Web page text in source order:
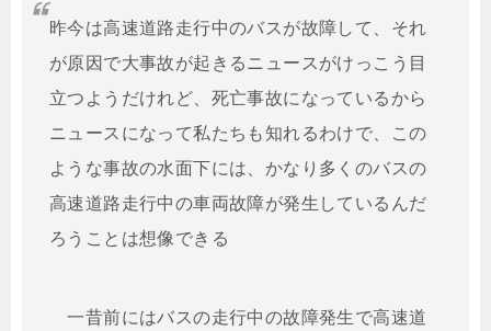
昨今は高速道路走行中のバスが故障して、それ
が原因で大事故が起きるニュースがけっこう目
立つようだけれど、死亡事故になっているから
ニュースになって私たちも知れるわけで、この
ような事故の水面下には、かなり多くのバスの
高速道路走行中の車両故障が発生しているんだ
ろうことは想像できる
一昔前にはバスの走行中の故障発生で高速道